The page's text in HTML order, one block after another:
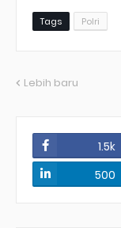
Tags Polri
Lebih baru
1.5k
500